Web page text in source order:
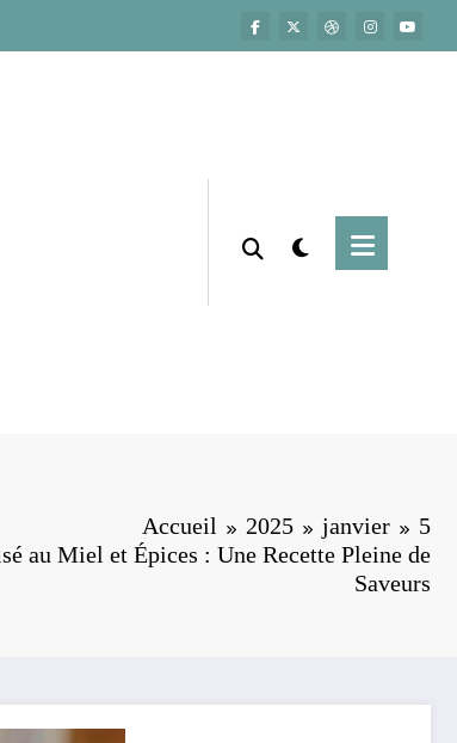
Accueil 2025 janvier
5
au Miel et Épices : Une Recette Pleine de
Saveurs